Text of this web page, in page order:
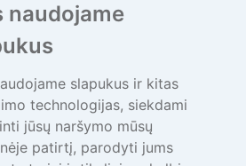
naudojame
slapukus ir kitas
technologijas, siekdami
jūsų naršymo mūsų
patirtį, parodyti jums
84, Vilnius LT-